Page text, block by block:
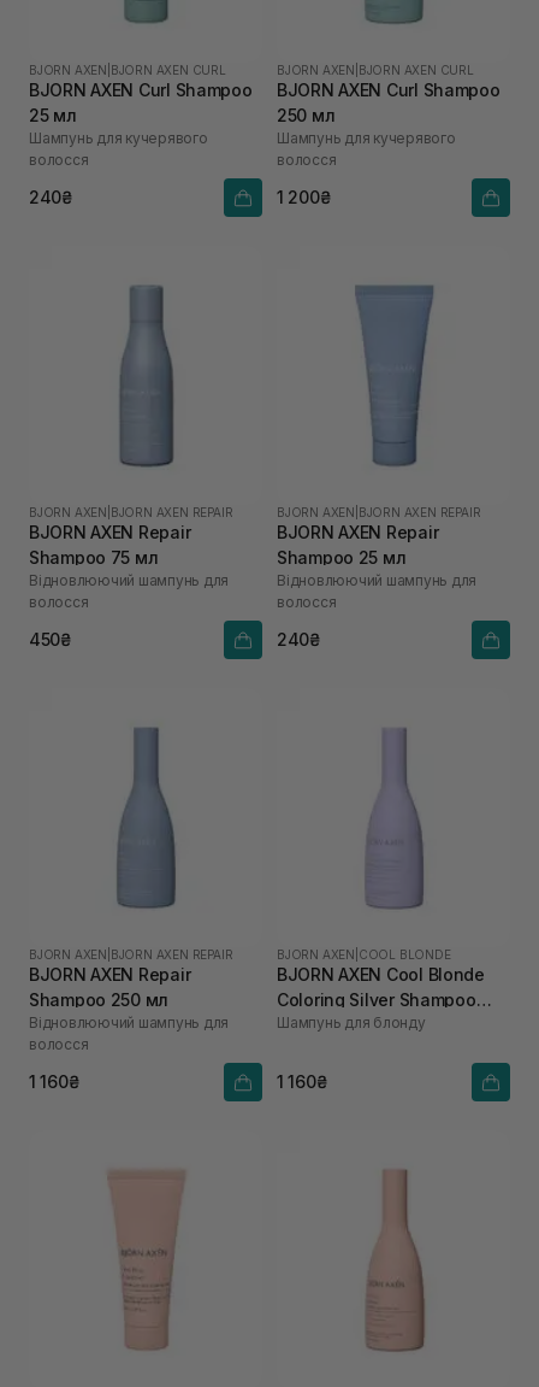
BJORN AXEN BJORN AXEN CURL
BJORN AXEN Curl Shampoo
25 мл
Шампунь для кучерявого
волосся
240₴
BJORN AXEN BJORN AXEN CURL
BJORN AXEN Curl Shampoo
250 мл
Шампунь для кучерявого
волосся
1 200₴
BJORN AXEN BJORN AXEN REPAIR
BJORN AXEN Repair
Shampoo 75 мл
Відновлюючий шампунь для
волосся
450₴
BJORN AXEN BJORN AXEN REPAIR
BJORN AXEN Repair
Shampoo 25 мл
Відновлюючий шампунь для
волосся
240₴
BJORN AXEN BJORN AXEN REPAIR
BJORN AXEN Repair
Shampoo 250 мл
Відновлюючий шампунь для
волосся
1 160₴
BJORN AXEN COOL BLONDE
BJORN AXEN Cool Blonde
Coloring Silver Shampoo
250 мл
Шампунь для блонду
1 160₴